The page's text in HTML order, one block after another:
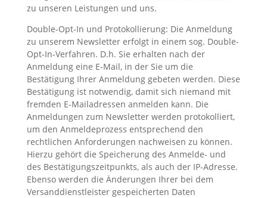
zu unseren Leistungen und uns.
Double-Opt-In und Protokollierung: Die Anmeldung
zu unserem Newsletter erfolgt in einem sog. Double-
Opt-In-Verfahren. D.h. Sie erhalten nach der
Anmeldung eine E-Mail, in der Sie um die
Bestätigung Ihrer Anmeldung gebeten werden. Diese
Bestätigung ist notwendig, damit sich niemand mit
fremden E-Mailadressen anmelden kann. Die
Anmeldungen zum Newsletter werden protokolliert,
um den Anmeldeprozess entsprechend den
rechtlichen Anforderungen nachweisen zu können.
Hierzu gehört die Speicherung des Anmelde- und
des Bestätigungszeitpunkts, als auch der IP-Adresse.
Ebenso werden die Änderungen Ihrer bei dem
Versanddienstleister gespeicherten Daten